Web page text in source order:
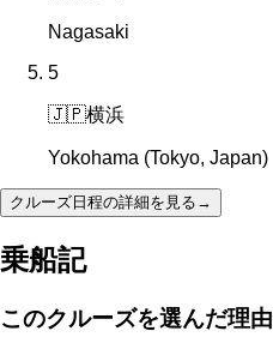
Nagasaki
5
🇯🇵横浜
Yokohama (Tokyo, Japan)
クルーズ日程の詳細を見る →
乗船記
このクルーズを選んだ理由